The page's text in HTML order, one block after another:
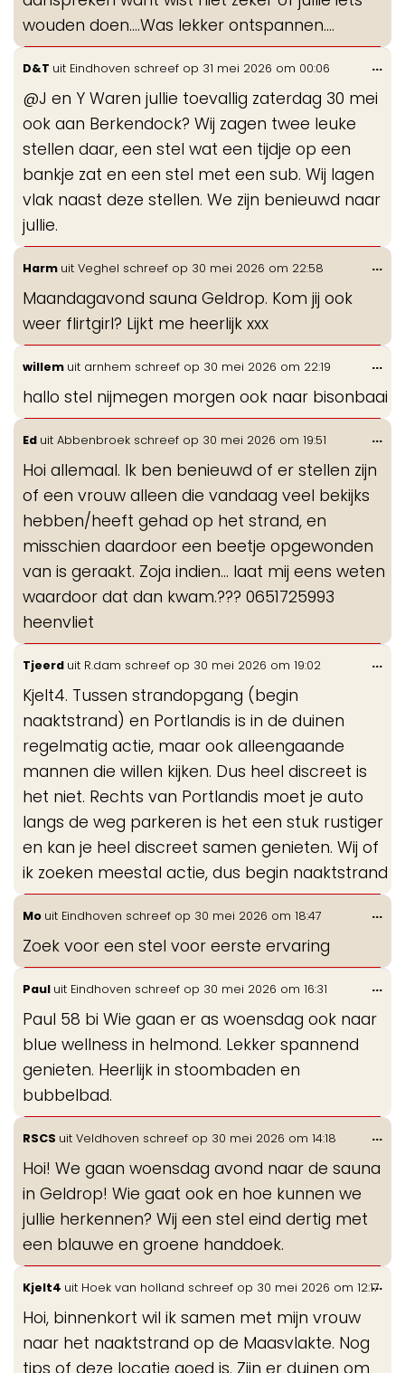
wouden doen....Was lekker ontspannen....
D&T uit Eindhoven schreef op 31 mei 2026 om 00:06
@J en Y Waren jullie toevallig zaterdag 30 mei
ook aan Berkendock? Wij zagen twee leuke
stellen daar, een stel wat een tijdje op een
bankje zat en een stel met een sub. Wij lagen
vlak naast deze stellen. We zijn benieuwd naar
jullie.
...
Harm uit Veghel schreef op 30 mei 2026 om 22:58
Maandagavond sauna Geldrop. Kom jij ook
weer flirtgirl? Lijkt me heerlijk xxx
...
willem uit arnhem schreef op 30 mei 2026 om 22:19
hallo stel nijmegen morgen ook naar bisonbaai
...
Ed uit Abbenbroek schreef op 30 mei 2026 om 19:51
Hoi allemaal. Ik ben benieuwd of er stellen zijn
of een vrouw alleen die vandaag veel bekijks
hebben/heeft gehad op het strand, en
misschien daardoor een beetje opgewonden
van is geraakt. Zoja indien... laat mij eens weten
waardoor dat dan kwam.??? 0651725993
heenvliet
...
Tjeerd uit R.dam schreef op 30 mei 2026 om 19:02
Kjelt4. Tussen strandopgang (begin
naaktstrand) en Portlandis is in de duinen
regelmatig actie, maar ook alleengaande
mannen die willen kijken. Dus heel discreet is
het niet. Rechts van Portlandis moet je auto
langs de weg parkeren is het een stuk rustiger
en kan je heel discreet samen genieten. Wij of
ik zoeken meestal actie, dus begin naaktstrand
...
Mo uit Eindhoven schreef op 30 mei 2026 om 18:47
Zoek voor een stel voor eerste ervaring
...
Paul uit Eindhoven schreef op 30 mei 2026 om 16:31
Paul 58 bi Wie gaan er as woensdag ook naar
blue wellness in helmond. Lekker spannend
genieten. Heerlijk in stoombaden en
bubbelbad.
...
RSCS uit Veldhoven schreef op 30 mei 2026 om 14:18
Hoi! We gaan woensdag avond naar de sauna
in Geldrop! Wie gaat ook en hoe kunnen we
jullie herkennen? Wij een stel eind dertig met
een blauwe en groene handdoek.
...
Kjelt4 uit Hoek van holland schreef op 30 mei 2026 om 12:17
Hoi, binnenkort wil ik samen met mijn vrouw
naar het naaktstrand op de Maasvlakte. Nog
tips of deze locatie goed is. Zijn er duinen om
...